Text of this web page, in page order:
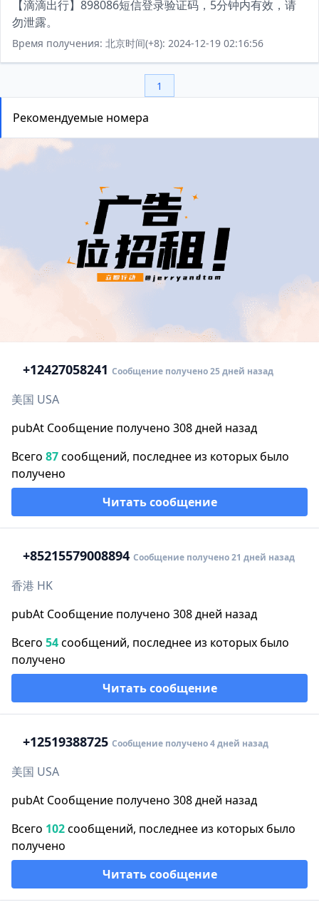
【滴滴出行】898086短信登录验证码，5分钟内有效，请
勿泄露。
Время получения: 北京时间(+8): 2024-12-19 02:16:56
1
Рекомендуемые номера
+12427058241 Сообщение получено 25 дней назад
美国 USA
pubAt Сообщение получено 308 дней назад
Всего 87сообщений, последнее из которых было
получено
Читать сообщение
+85215579008894 Сообщение получено 21 дней назад
香港 HK
pubAt Сообщение получено 308 дней назад
Всего 54сообщений, последнее из которых было
получено
Читать сообщение
+12519388725 Сообщение получено 4 дней назад
美国 USA
pubAt Сообщение получено 308 дней назад
Всего 102сообщений, последнее из которых было
получено
Читать сообщение